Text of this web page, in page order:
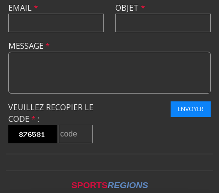
EMAIL* OBJET *
MESSAGE *
VEUILLEZ RECOPIER LE
CODE * :
ENVOYER
SPORTSREGIONS